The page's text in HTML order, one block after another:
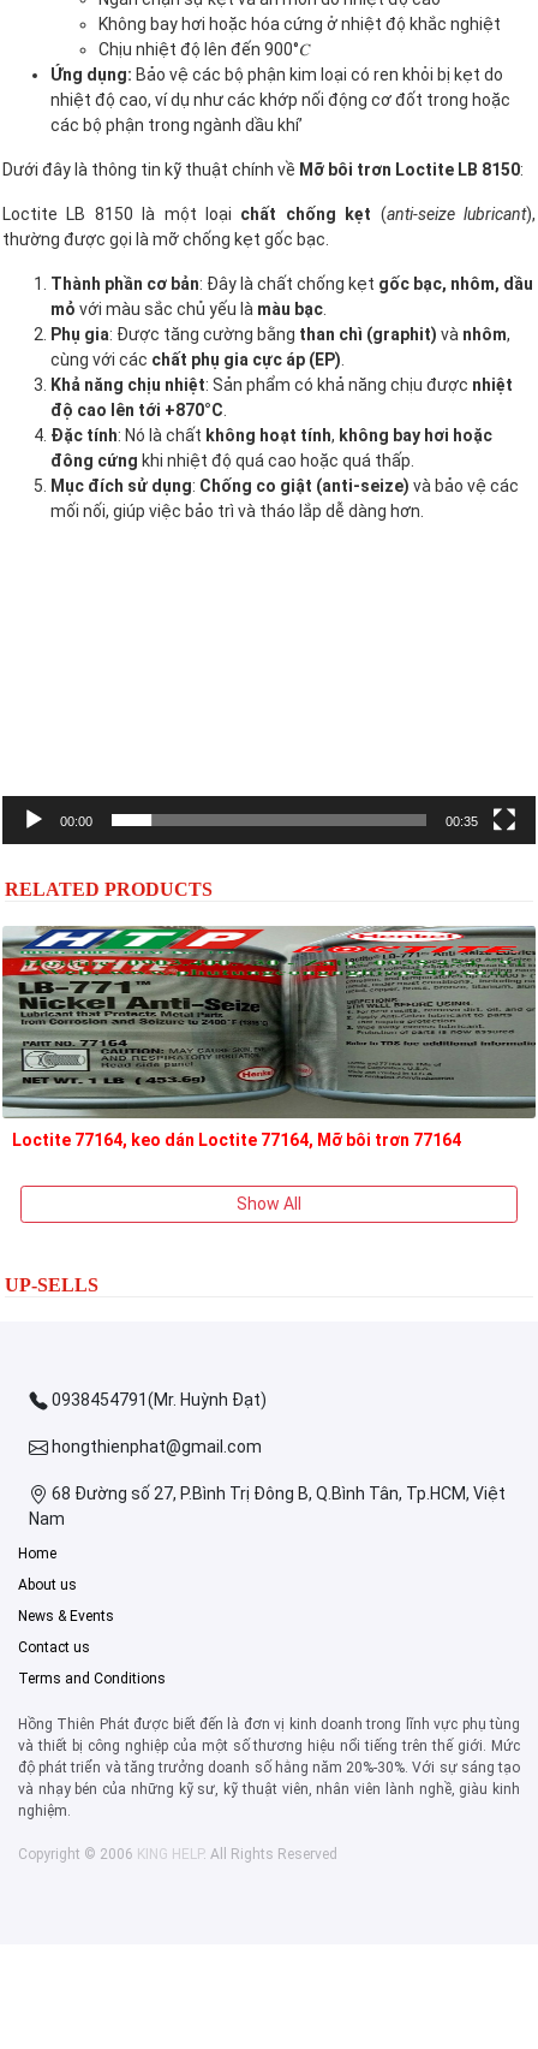
Không bay hơi hoặc hóa cứng ở nhiệt độ khắc nghiệt
Chịu nhiệt độ lên đến 900°𝐶
Ứng dụng: Bảo vệ các bộ phận kim loại có ren khỏi bị kẹt do
nhiệt độ cao, ví dụ như các khớp nối động cơ đốt trong hoặc
các bộ phận trong ngành dầu khí’
Dưới đây là thông tin kỹ thuật chính về Mỡ bôi trơn Loctite LB 8150:
Loctite LB 8150 là một loại chất chống kẹt (anti-seize lubricant),
thường được gọi là mỡ chống kẹt gốc bạc.
Thành phần cơ bản: Đây là chất chống kẹt gốc bạc, nhôm, dầu
mỏ với màu sắc chủ yếu là màu bạc
Phụ gia: Được tăng cường bằng than chì (graphit) và nhôm,
cùng với các chất phụ gia cực áp (EP)
Khả năng chịu nhiệt: Sản phẩm có khả năng chịu được nhiệt
độ cao lên tới +870°C
Đặc tính: Nó là chất không hoạt tính, không bay hơi hoặc
đông cứng khi nhiệt độ quá cao hoặc quá thấp.
Mục đích sử dụng: Chống co giật (anti-seize) và bảo vệ các
mối nối, giúp việc bảo trì và tháo lắp dễ dàng hơn.
00:00 00:35
RELATED PRODUCTS
Loctite 77164, keo dán Loctite 77164, Mỡ bôi trơn 77164
Show All
UP-SELLS
0938454791(Mr. Huỳnh Đạt)
hongthienphat@gmail.com
68 Đường số 27, P.Bình Trị Đông B, Q.Bình Tân, Tp.HCM, Việt
Nam
Home
About us
News & Events
Contact us
Terms and Conditions
Hồng Thiên Phát được biết đến là đơn vị kinh doanh trong lĩnh vực phụ tùng
và thiết bị công nghiệp của một số thương hiệu nổi tiếng trên thế giới. Mức
độ phát triển và tăng trưởng doanh số hằng năm 20%-30%. Với sự sáng tạo
và nhạy bén của những kỹ sư, kỹ thuật viên, nhân viên lành nghề, giàu kinh
nghiệm.
Copyright © 2006 KING HELP. All Rights Reserved